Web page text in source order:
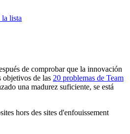
lista
de comprobar que la innovación
objetivos de las 20 problemas de Team
una madurez suficiente, se está
hors des sites d'enfouissement